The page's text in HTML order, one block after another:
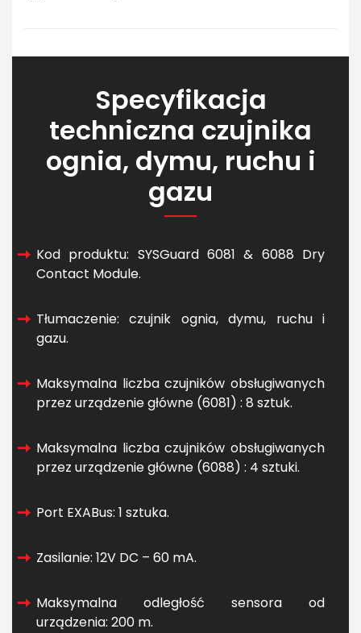
Specyfikacja
techniczna czujnika
ognia, dymu, ruchu i
gazu
Kod produktu: SYSGuard 6081 & 6088 Dry
Contact Module.
Tłumaczenie: czujnik ognia, dymu, ruchu i
gazu.
Maksymalna liczba czujników obsługiwanych
przez urządzenie główne (6081) : 8 sztuk.
Maksymalna liczba czujników obsługiwanych
przez urządzenie główne (6088) : 4 sztuki.
Port EXABus: 1 sztuka.
Zasilanie: 12V DC – 60 mA.
Maksymalna odległość sensora od
urządzenia: 200 m.